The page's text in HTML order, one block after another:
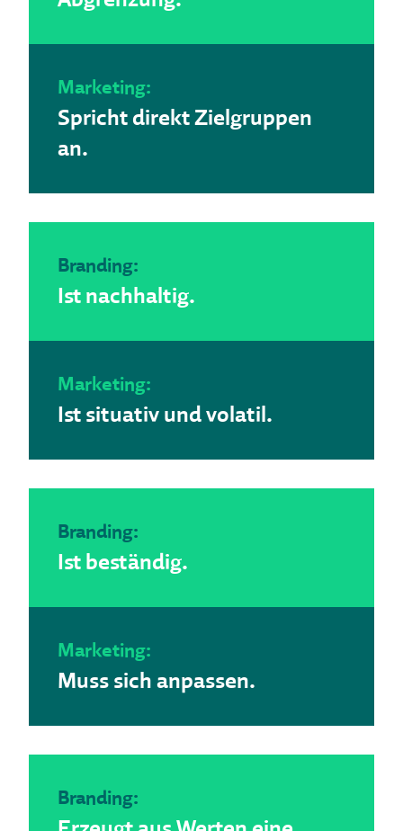
Marketing:
Spricht direkt Zielgruppen
an.
Branding:
Ist nachhaltig.
Marketing:
Ist situativ und volatil.
Branding:
Ist beständig.
Marketing:
Muss sich anpassen.
Branding: